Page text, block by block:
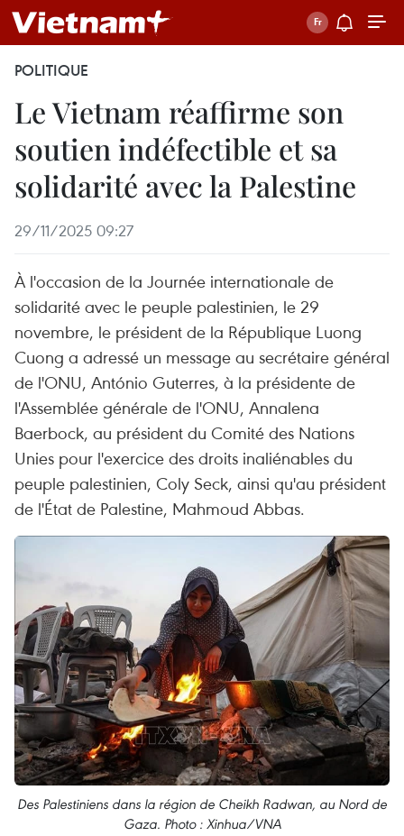
POLITIQUE
Le Vietnam réaffirme son
soutien indéfectible et sa
solidarité avec la Palestine
29/11/2025 09:27
À l'occasion de la Journée internationale de
solidarité avec le peuple palestinien, le 29
novembre, le président de la République Luong
Cuong a adressé un message au secrétaire général
de l'ONU, António Guterres, à la présidente de
l'Assemblée générale de l'ONU, Annalena
Baerbock, au président du Comité des Nations
Unies pour l'exercice des droits inaliénables du
peuple palestinien, Coly Seck, ainsi qu'au président
de l'État de Palestine, Mahmoud Abbas.
Des Palestiniens dans la région de Cheikh Radwan, au Nord de
Gaza. Photo : Xinhua/VNA